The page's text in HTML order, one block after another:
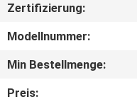
FABRIK-
AUSFLUG
Zertifizierung:
Modellnummer:
Min Bestellmenge:
Preis: